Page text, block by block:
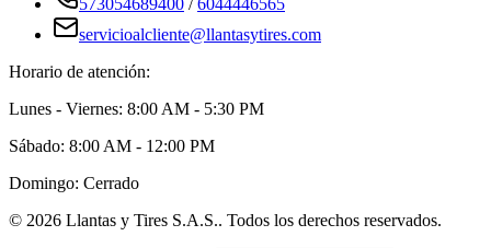
573054689400 /6044446565
servicioalcliente@llantasytires.com
Horario de atención:
Lunes - Viernes: 8:00 AM - 5:30 PM
Sábado: 8:00 AM - 12:00 PM
Domingo: Cerrado
© 2026 Llantas y Tires S.A.S.. Todos los derechos reservados.